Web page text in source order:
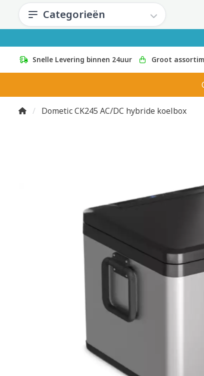
Categorieën
Snelle Levering binnen 24uur Groot
Dometic CK245 AC/DC hybride koelbox